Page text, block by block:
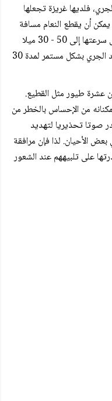
فلديها غريزة تجعلها
أن يقطع النعام مسافة
(23-16) قدما في خطوة واحدة! وقد تصل سرعتها إلى 50 - 30 ميلا
في الساعة، أو 70 كيلو مترا في الساعة عند الجري بشكل مستمر لمدة 30
عشرة طيور مثل القطيع.
من الإحساس بالخطر من
صوتا تحذيريا لتهديد
الأحيان. لذا فإن مرافقة
على تلبيههم عند الشعور